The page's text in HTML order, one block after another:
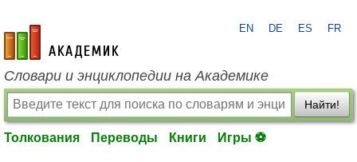
academic.ru
EN DE ES FR
Словари и энциклопедии на Академике
Найти!
Толкования Переводы Книги Игры ⚽